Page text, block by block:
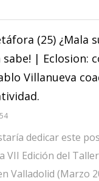
(25) ¿Mala
sabe! | Eclosion:
Villanueva
dedicar este
VII Edición del
Valladolid (Marzo